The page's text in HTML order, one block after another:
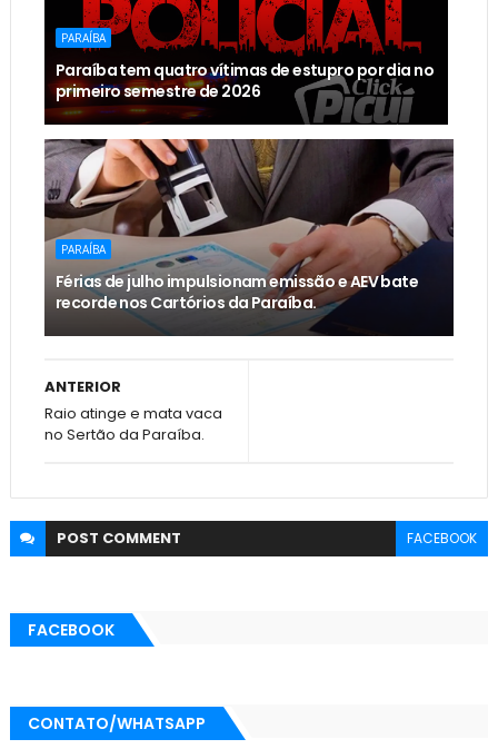
PARAÍBA
Paraíba tem quatro vítimas de estupro por dia no
primeiro semestre de 2026
PARAÍBA
Férias de julho impulsionam emissão e AEV bate
recorde nos Cartórios da Paraíba.
ANTERIOR
Raio atinge e mata vaca
no Sertão da Paraíba.
POST COMMENT FACEBOOK
FACEBOOK
CONTATO/WHATSAPP